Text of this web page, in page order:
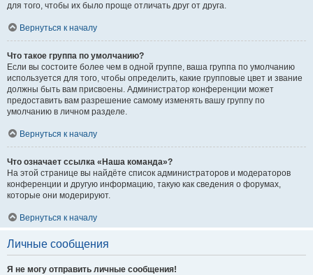
для того, чтобы их было проще отличать друг от друга.
Вернуться к началу
Что такое группа по умолчанию?
Если вы состоите более чем в одной группе, ваша группа по умолчанию
используется для того, чтобы определить, какие групповые цвет и звание
должны быть вам присвоены. Администратор конференции может
предоставить вам разрешение самому изменять вашу группу по
умолчанию в личном разделе.
Вернуться к началу
Что означает ссылка «Наша команда»?
На этой странице вы найдёте список администраторов и модераторов
конференции и другую информацию, такую как сведения о форумах,
которые они модерируют.
Вернуться к началу
Личные сообщения
Я не могу отправить личные сообщения!